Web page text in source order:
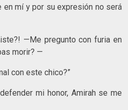
en mí y por su expresión no será
—Me pregunto con furia en
morir? —
con este chico?”
mi honor, Amirah se me